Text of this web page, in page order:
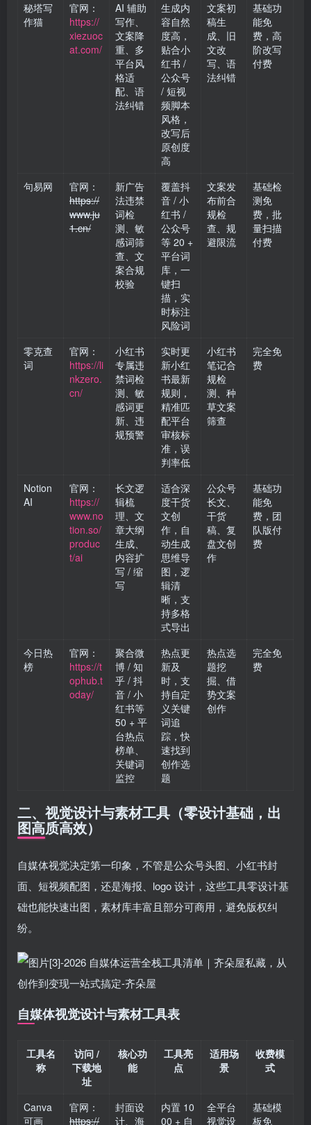
秘塔写
作猫
官网：
https://
xiezuoc
at.com/
AI 辅助
写作、
文案降
重、多
平台风
格适
配、语
法纠错
生成内
容自然
度高，
贴合小
红书 /
公众号
/ 短视
频脚本
风格，
改写后
原创度
高
文案初
稿生
成、旧
文改
写、语
法纠错
基础功
能免
费，高
阶改写
付费
句易网
官网：
https://
www.ju
1.cn/
新广告
法违禁
词检
测、敏
感词筛
查、文
案合规
校验
覆盖抖
音 / 小
红书 /
公众号
等 20 +
平台词
库，一
键扫
描，实
时标注
风险词
文案发
布前合
规检
查、规
避限流
基础检
测免
费，批
量扫描
付费
零克查
词
官网：
https://li
nkzero.
cn/
小红书
专属违
禁词检
测、敏
感词更
新、违
规预警
实时更
新小红
书最新
规则，
精准匹
配平台
审核标
准，误
判率低
小红书
笔记合
规检
测、种
草文案
筛查
完全免
费
Notion
AI
官网：
https://
www.no
tion.so/
produc
t/ai
长文逻
辑梳
理、文
章大纲
生成、
内容扩
写 / 缩
写
适合深
度干货
文创
作，自
动生成
思维导
图，逻
辑清
晰，支
持多格
式导出
公众号
长文、
干货
稿、复
盘文创
作
基础功
能免
费，团
队版付
费
今日热
榜
官网：
https://t
ophub.t
oday/
聚合微
博 / 知
乎 / 抖
音 / 小
红书等
50 + 平
台热点
榜单、
关键词
监控
热点更
新及
时，支
持自定
义关键
词追
踪，快
速找到
创作选
题
热点选
题挖
掘、借
势文案
创作
完全免
费
二、视觉设计与素材工具（零设计基础，出
图高质高效）
自媒体视觉决定第一印象，不管是公众号头图、小红书封
面、短视频配图，还是海报、logo 设计，这些工具零设计基
础也能快速出图，素材库丰富且部分可商用，避免版权纠
纷。
自媒体视觉设计与素材工具表
工具名
称
访问 /
下载地
址
核心功
能
工具亮
点
适用场
景
收费模
式
Canva
可画
官网：
https://
封面设
计、海
内置 10
00 + 自
全平台
视觉设
基础模
板免